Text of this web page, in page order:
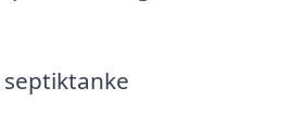
septiktanke